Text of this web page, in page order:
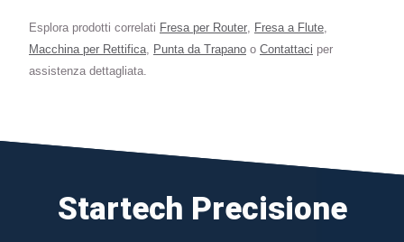
Esplora prodotti correlati Fresa per Router, Fresa a Flute,
Macchina per Rettifica, Punta da Trapano o Contattaci per
assistenza dettagliata.
Startech Precisione